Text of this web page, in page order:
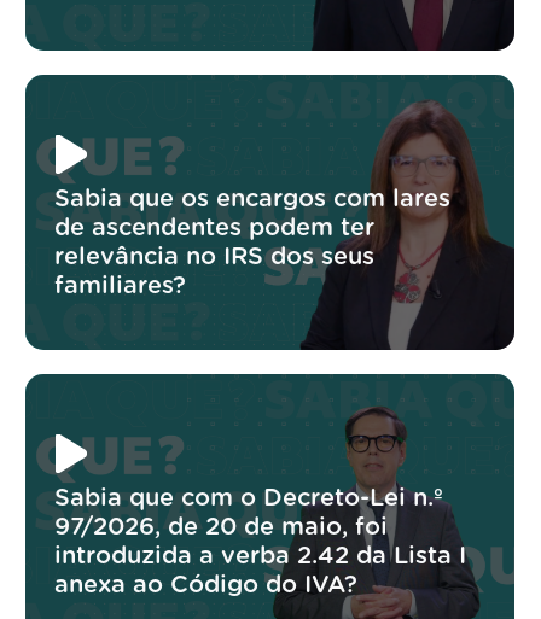
Sabia que os encargos com lares
de ascendentes podem ter
relevância no IRS dos seus
familiares?
Sabia que com o Decreto-Lei n.º
97/2026, de 20 de maio, foi
introduzida a verba 2.42 da Lista I
anexa ao Código do IVA?